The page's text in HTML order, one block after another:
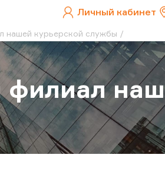
Личный кабинет
нашей курьерской службы
филиал